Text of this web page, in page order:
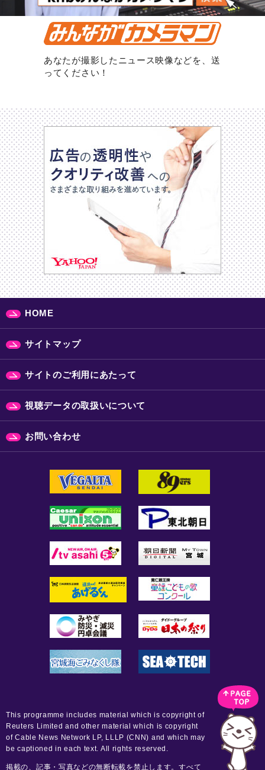
あなたが撮影したニュース映像などを、送
ってください！
HOME
サイトマップ
サイトのご利用にあたって
視聴データの取扱いについて
お問い合わせ
This programme includes material which is copyright of
Reuters Limited and other material which is copyright
of Cable News Network LP, LLLP (CNN) and which may
be captioned in each text. All rights reserved.
掲載の、記事・写真などの無断転載を禁止します。すべて